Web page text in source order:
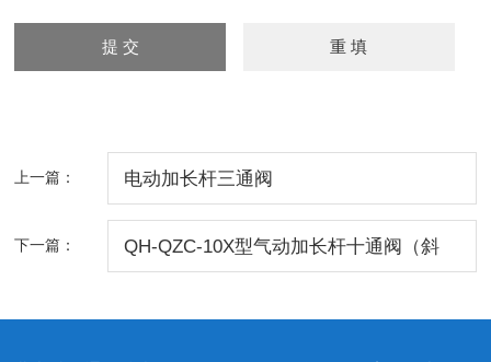
上一篇： 电动加长杆三通阀
下一篇： QH-QZC-10X型气动加长杆十通阀（斜